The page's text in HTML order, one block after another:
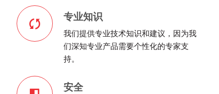
专业知识
我们提供专业技术知识和建议，因为我
们深知专业产品需要个性化的专家支
持。
安全